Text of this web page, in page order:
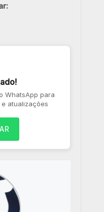
WhatsApp para
atualizações